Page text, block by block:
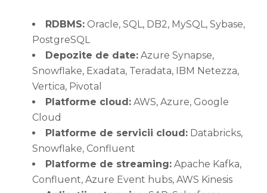
RDBMS: Oracle, SQL, DB2, MySQL, Sybase,
PostgreSQL
Depozite de date: Azure Synapse,
Snowflake, Exadata, Teradata, IBM Netezza,
Vertica, Pivotal
Platforme cloud: AWS, Azure, Google
Cloud
Platforme de servicii cloud: Databricks,
Snowflake, Confluent
Platforme de streaming: Apache Kafka,
Confluent, Azure Event hubs, AWS Kinesis